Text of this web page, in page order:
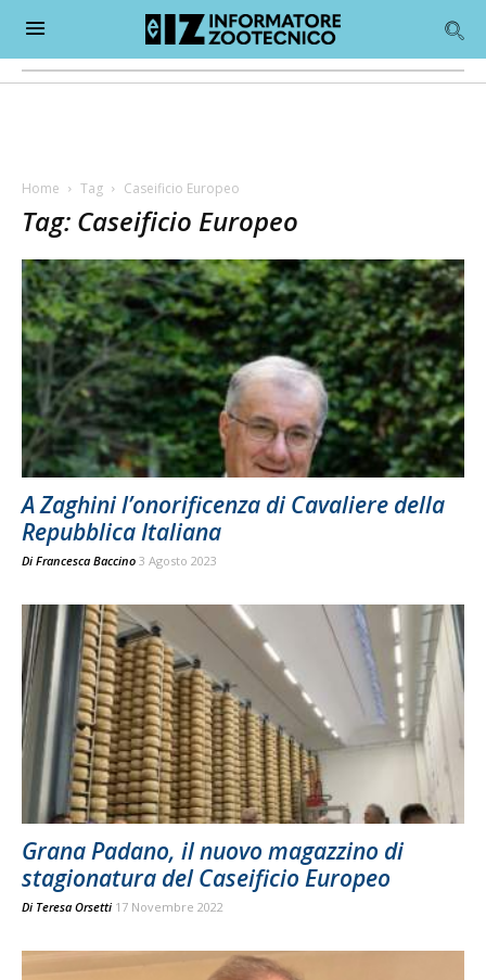
Home Tag Caseificio Europeo
Tag: Caseificio Europeo
A Zaghini l’onorificenza di Cavaliere della
Repubblica Italiana
Di Francesca Baccino 3 Agosto 2023
Grana Padano, il nuovo magazzino di
stagionatura del Caseificio Europeo
Di Teresa Orsetti 17 Novembre 2022